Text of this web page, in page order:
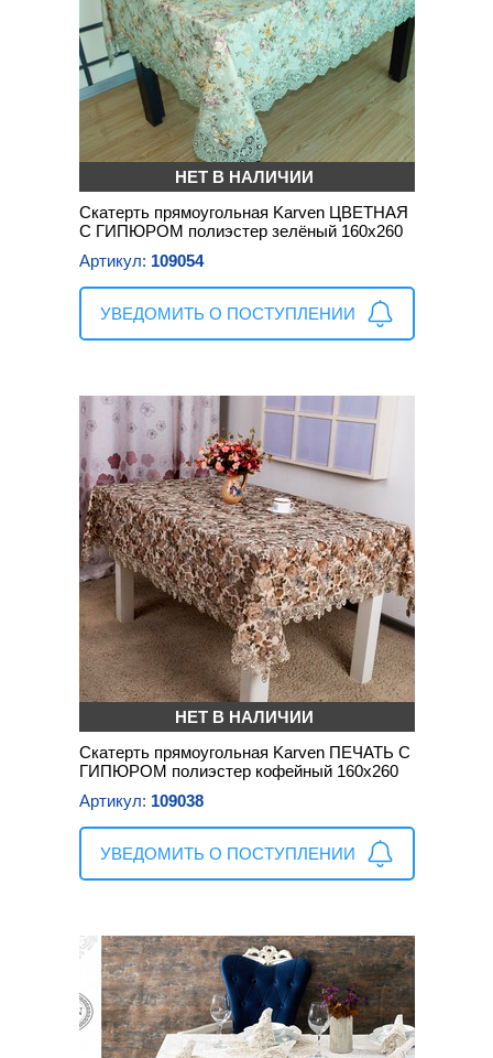
НЕТ В НАЛИЧИИ
Скатерть прямоугольная Karven ЦВЕТНАЯ
С ГИПЮРОМ полиэстер зелёный 160х260
Артикул: 109054
УВЕДОМИТЬ О ПОСТУПЛЕНИИ
НЕТ В НАЛИЧИИ
Скатерть прямоугольная Karven ПЕЧАТЬ С
ГИПЮРОМ полиэстер кофейный 160х260
Артикул: 109038
УВЕДОМИТЬ О ПОСТУПЛЕНИИ